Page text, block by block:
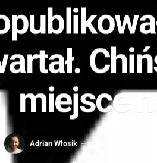
miejsce
Adrian Włosik